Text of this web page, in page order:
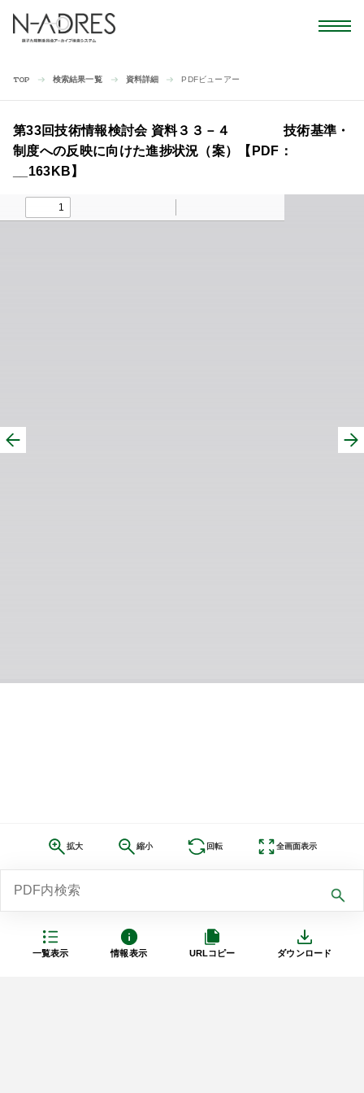
TOP 検索結果一覧 資料詳細 PDFビューアー
一覧表示 情報表示 URLコピー ダウンロード
第33回技術情報検討会 資料３３－４ 技術基準・
制度への反映に向けた進捗状況（案）【PDF：
__163KB】
拡大 縮小 回転 全画面表示